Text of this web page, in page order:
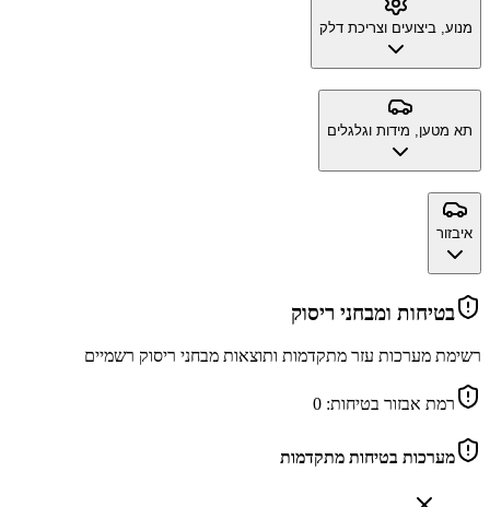
מנוע, ביצועים וצריכת דלק
תא מטען, מידות וגלגלים
איבזור
בטיחות ומבחני ריסוק
רשימת מערכות עזר מתקדמות ותוצאות מבחני ריסוק רשמיים
רמת אבזור בטיחות: 0
מערכות בטיחות מתקדמות